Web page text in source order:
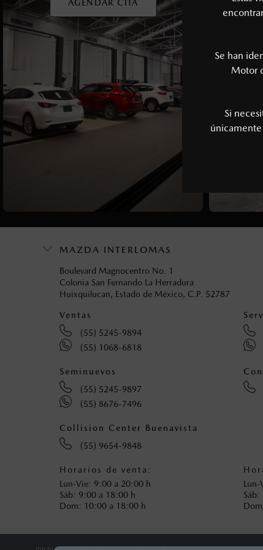
Se han
Motor
Si
únicamente
AGENDAR CITA
MAZDA INTERLOMAS
Boulevard Magnocentro No. 1
Colonia San Fernando La Herradura
Huixquilucan, Estado de México, C.P. 52787
Ventas
(55) 5245-9894
(55) 1068-6818
Seminuevos
(55) 5245-9897
(55) 8676-7496
Collision Center Buenavista
(55) 9654-9848
Horarios de venta:
Lun-Vie: 9:00 a 20:00 h
Sáb: 9:00 a 18:00 h
Dom: 10:00 a 18:00 h